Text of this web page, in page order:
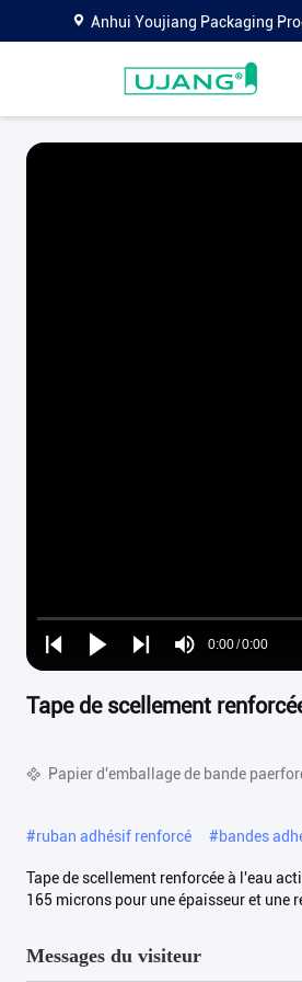
Anhui Youjiang Packaging
Play
Play
Play
Mute
Time
0:00/0:00
Loaded:
0%
Tape de scellement
Papier d'emballage de bande
#ruban adhésif renforcé #bandes
Tape de scellement renforcée à l'eau
165 microns pour une épaisseur et une
Messages du visiteur